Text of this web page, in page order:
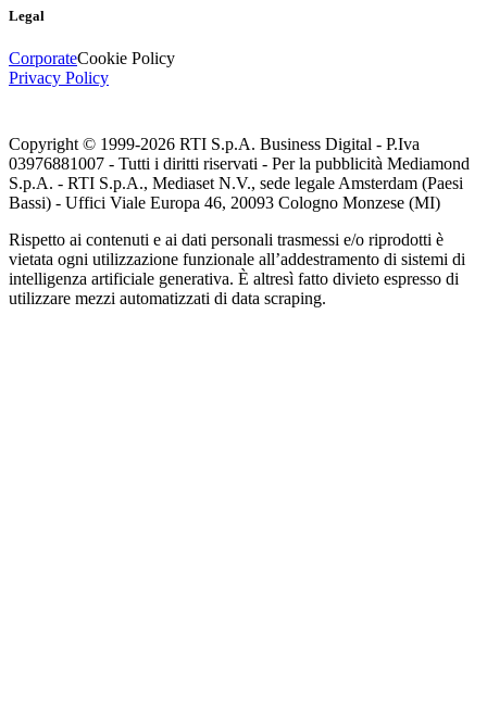
Legal
CorporateCookie Policy
Privacy Policy
Copyright © 1999-2026 RTI S.p.A. Business Digital - P.Iva
03976881007 - Tutti i diritti riservati - Per la pubblicità Mediamond
S.p.A. - RTI S.p.A., Mediaset N.V., sede legale Amsterdam (Paesi
Bassi) - Uffici Viale Europa 46, 20093 Cologno Monzese (MI)
Rispetto ai contenuti e ai dati personali trasmessi e/o riprodotti è
vietata ogni utilizzazione funzionale all’addestramento di sistemi di
intelligenza artificiale generativa. È altresì fatto divieto espresso di
utilizzare mezzi automatizzati di data scraping.